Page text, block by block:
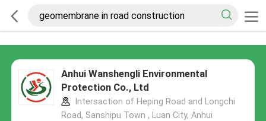
Anhui Wanshengli Environmental
Protection Co., Ltd
Intersaction of Heping Road and Longchi
Road, Sanshipu Town , Luan City, Anhui